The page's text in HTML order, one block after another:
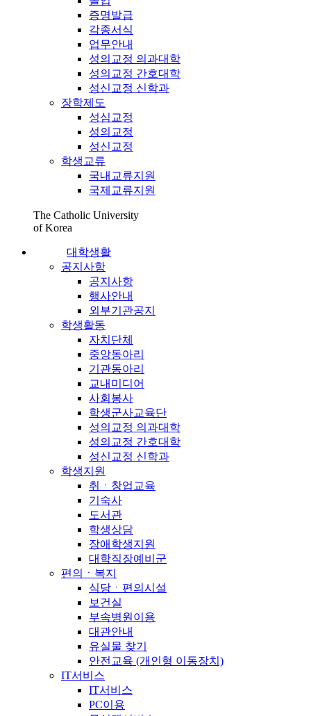
증명발급
각종서식
업무안내
성의교정 의과대학
성의교정 간호대학
성신교정 신학과
장학제도
성심교정
성의교정
성신교정
학생교류
국내교류지원
국제교류지원
The Catholic University
of Korea
대학생활
공지사항
공지사항
행사안내
외부기관공지
학생활동
자치단체
중앙동아리
기관동아리
교내미디어
사회봉사
학생군사교육단
성의교정 의과대학
성의교정 간호대학
성신교정 신학과
학생지원
취ㆍ창업교육
기숙사
도서관
학생상담
장애학생지원
대학직장예비군
편의ㆍ복지
식당ㆍ편의시설
보건실
부속병원이용
대관안내
유실물 찾기
안전교육 (개인형 이동장치)
IT서비스
IT서비스
PC이용